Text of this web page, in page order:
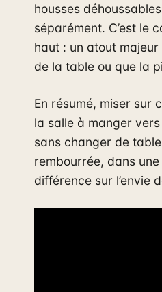
housses
séparément. C’est le
haut : un atout
de la table ou que la
En résumé, miser sur
la salle à manger
sans changer de
rembourrée, dans
différence sur l’envie